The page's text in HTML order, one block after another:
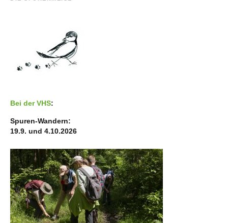
Bei der VHS:
Spuren-Wandern:
19.9. und 4.10.2026